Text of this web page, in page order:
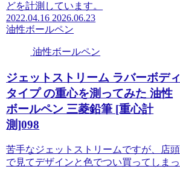
どを計測しています。
2022.04.16 2026.06.23
油性ボールペン
油性ボールペン
ジェットストリーム ラバーボディ
タイプ の重心を測ってみた 油性
ボールペン 三菱鉛筆 [重心計
測]098
苦手なジェットストリームですが、店頭
で見てデザインと色でつい買ってしまっ